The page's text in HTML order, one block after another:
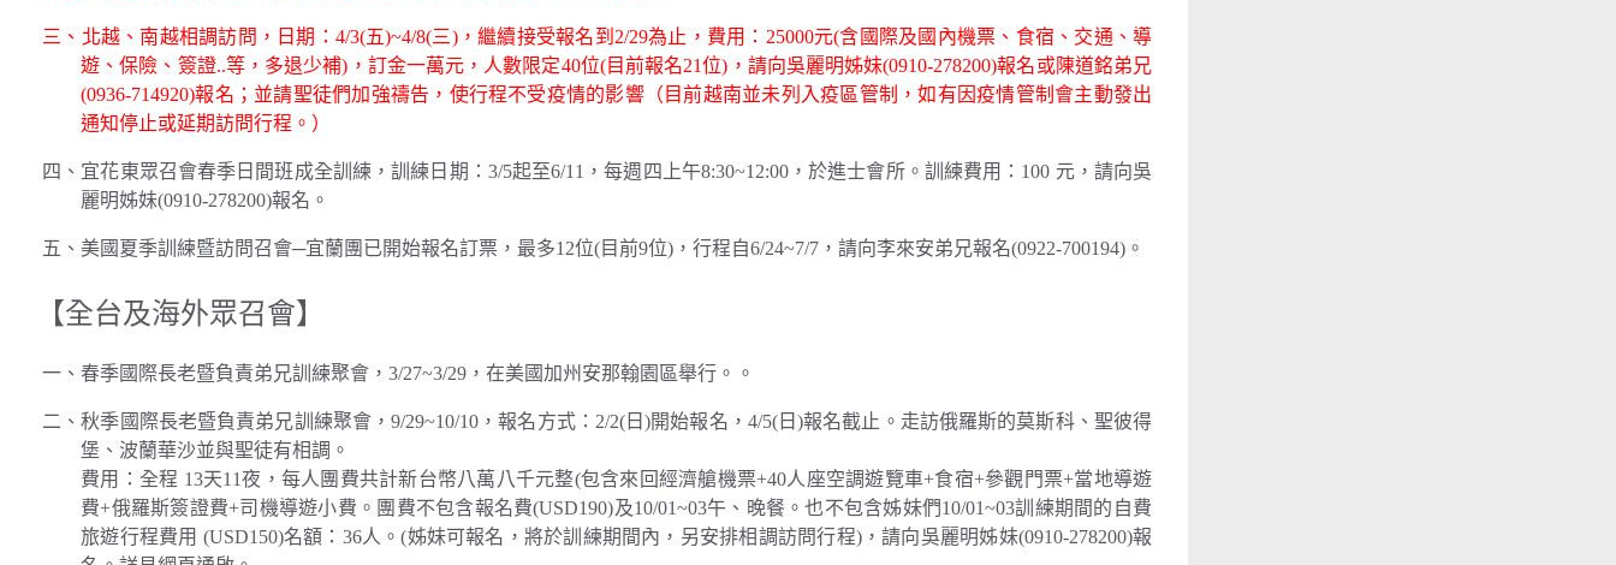
三、北越、南越相調訪問，日期：4/3(五)~4/8(三)，繼續接受報名到2/29為止，費用：25000元(含國際及國內機票、食宿、交通、導
遊、保險、簽證..等，多退少補)，訂金一萬元，人數限定40位(目前報名21位)，請向吳麗明姊妹(0910-278200)報名或陳道銘弟兄
(0936-714920)報名；並請聖徒們加強禱告，使行程不受疫情的影響（目前越南並未列入疫區管制，如有因疫情管制會主動發出
通知停止或延期訪問行程。）
四、宜花東眾召會春季日間班成全訓練，訓練日期：3/5起至6/11，每週四上午8:30~12:00，於進士會所。訓練費用：100 元，請向吳
麗明姊妹(0910-278200)報名。
五、美國夏季訓練暨訪問召會─宜蘭團已開始報名訂票，最多12位(目前9位)，行程自6/24~7/7，請向李來安弟兄報名(0922-700194)。
【全台及海外眾召會】
一、春季國際長老暨負責弟兄訓練聚會，3/27~3/29，在美國加州安那翰園區舉行。。
二、秋季國際長老暨負責弟兄訓練聚會，9/29~10/10，報名方式：2/2(日)開始報名，4/5(日)報名截止。走訪俄羅斯的莫斯科、聖彼得
堡、波蘭華沙並與聖徒有相調。
費用：全程 13天11夜，每人團費共計新台幣八萬八千元整(包含來回經濟艙機票+40人座空調遊覽車+食宿+參觀門票+當地導遊
費+俄羅斯簽證費+司機導遊小費。團費不包含報名費(USD190)及10/01~03午、晚餐。也不包含姊妹們10/01~03訓練期間的自費
旅遊行程費用 (USD150)名額：36人。(姊妹可報名，將於訓練期間內，另安排相調訪問行程)，請向吳麗明姊妹(0910-278200)報